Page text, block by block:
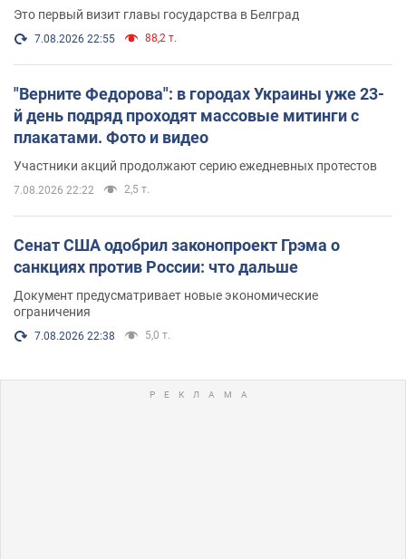
Это первый визит главы государства в Белград
7.08.2026 22:55 88,2 т.
"Верните Федорова": в городах Украины уже 23-
й день подряд проходят массовые митинги с
плакатами. Фото и видео
Участники акций продолжают серию ежедневных протестов
7.08.2026 22:22 2,5 т.
Сенат США одобрил законопроект Грэма о
санкциях против России: что дальше
Документ предусматривает новые экономические
ограничения
7.08.2026 22:38 5,0 т.